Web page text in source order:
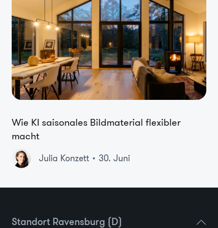
Wie KI saisonales Bildmaterial flexibler
macht
Julia Konzett 30. Juni
Standort Ravensburg (D)